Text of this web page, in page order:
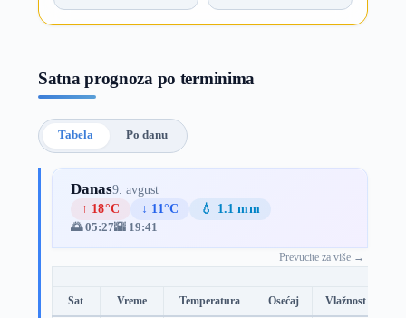
Satna prognoza po terminima
Tabela Po danu
Danas9. avgust
↑ 18°C
↓ 11°C
💧 1.1 mm
🌅 05:27🌇 19:41
Prevucite za više →
Sat Vreme Temperatura Osećaj Vlažnost